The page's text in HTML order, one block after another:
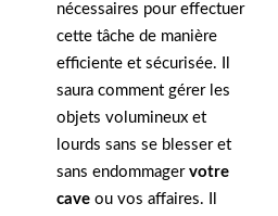
nécessaires pour effectuer
cette tâche de manière
efficiente et sécurisée. Il
saura comment gérer les
objets volumineux et
lourds sans se blesser et
sans endommager votre
cave ou vos affaires. Il